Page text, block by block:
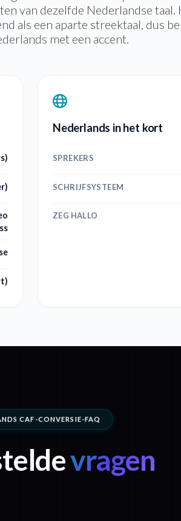
van dezelfde Nederlandse
als een aparte streektaal, dus
met een accent.
Nederlands in het kort
SPREKERS
SCHRIJFSYSTEEM
ZEG HALLO
CAF-CONVERSIE-FAQ
vragen